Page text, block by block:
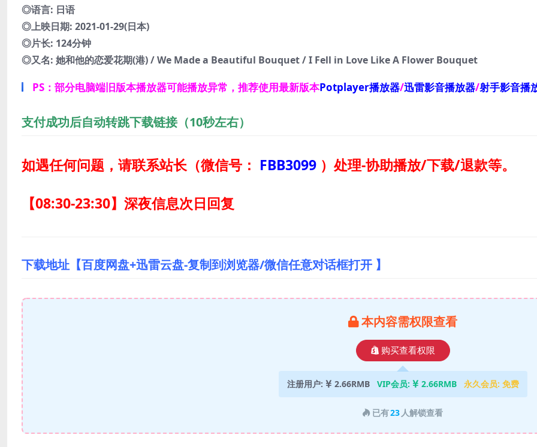
◎语言: 日语
◎上映日期: 2021-01-29(日本)
◎片长: 124分钟
◎又名: 她和他的恋爱花期(港) / We Made a Beautiful Bouquet / I Fell in Love Like A Flower Bouquet
PS：部分电脑端旧版本播放器可能播放异常，推荐使用最新版本Potplayer播放器/迅雷影音播放器/射手影音播
支付成功后自动转跳下载链接（10秒左右）
如遇任何问题，请联系站长（微信号： FBB3099 ） 处理-协助播放/下载/退款等。
【08:30-23:30】深夜信息次日回复
下载地址【百度网盘+迅雷云盘-复制到浏览器/微信任意对话框打开 】
本内容需权限查看
购买查看权限
注册用户: 2.66RMB VIP会员: 2.66RMB 永久会员: 免费
已有23 人解锁查看